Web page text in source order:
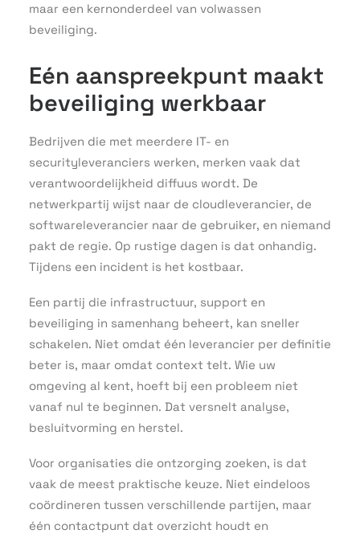
maar een kernonderdeel van volwassen
beveiliging.
Eén aanspreekpunt maakt
beveiliging werkbaar
Bedrijven die met meerdere IT- en
securityleveranciers werken, merken vaak dat
verantwoordelijkheid diffuus wordt. De
netwerkpartij wijst naar de cloudleverancier, de
softwareleverancier naar de gebruiker, en niemand
pakt de regie. Op rustige dagen is dat onhandig.
Tijdens een incident is het kostbaar.
Een partij die infrastructuur, support en
beveiliging in samenhang beheert, kan sneller
schakelen. Niet omdat één leverancier per definitie
beter is, maar omdat context telt. Wie uw
omgeving al kent, hoeft bij een probleem niet
vanaf nul te beginnen. Dat versnelt analyse,
besluitvorming en herstel.
Voor organisaties die ontzorging zoeken, is dat
vaak de meest praktische keuze. Niet eindeloos
coördineren tussen verschillende partijen, maar
één contactpunt dat overzicht houdt en